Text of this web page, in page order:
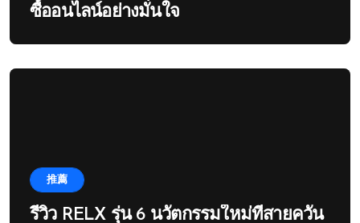
ซื้ออนไลน์อย่างมั่นใจ
推薦
รีวิว RELX รุ่น 6 นวัตกรรมใหม่ที่สายควัน